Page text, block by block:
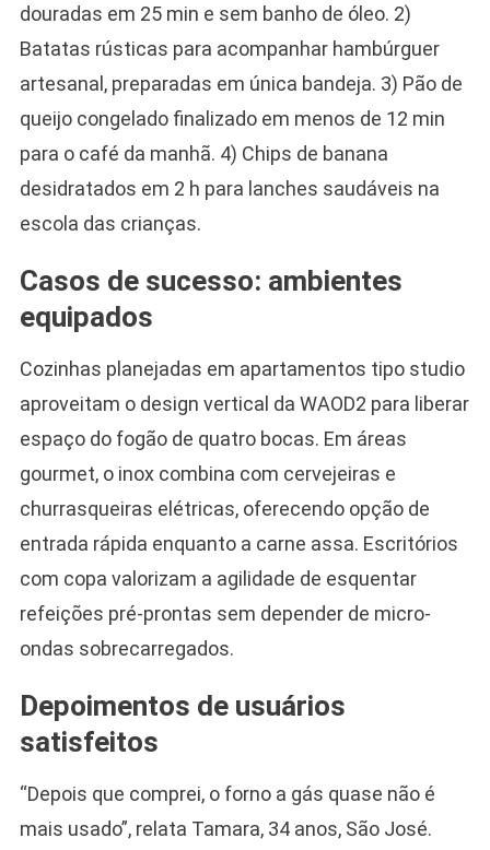
douradas em 25 min e sem banho de óleo. 2)
Batatas rústicas para acompanhar hambúrguer
artesanal, preparadas em única bandeja. 3) Pão de
queijo congelado finalizado em menos de 12 min
para o café da manhã. 4) Chips de banana
desidratados em 2 h para lanches saudáveis na
escola das crianças.
Casos de sucesso: ambientes
equipados
Cozinhas planejadas em apartamentos tipo studio
aproveitam o design vertical da WAOD2 para liberar
espaço do fogão de quatro bocas. Em áreas
gourmet, o inox combina com cervejeiras e
churrasqueiras elétricas, oferecendo opção de
entrada rápida enquanto a carne assa. Escritórios
com copa valorizam a agilidade de esquentar
refeições pré-prontas sem depender de micro-
ondas sobrecarregados.
Depoimentos de usuários
satisfeitos
“Depois que comprei, o forno a gás quase não é
mais usado”, relata Tamara, 34 anos, São José.